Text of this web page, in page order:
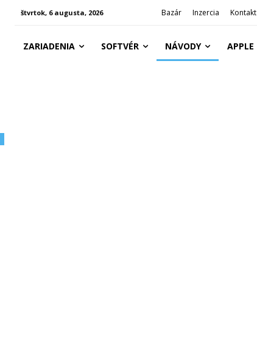
štvrtok, 6 augusta, 2026 Bazár Inzercia Kontakt
ZARIADENIA SOFTVÉR NÁVODY APPLE